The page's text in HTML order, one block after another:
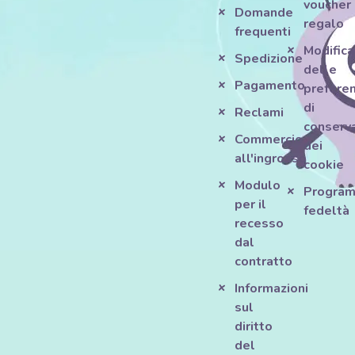
Domande
frequenti
Spedizione
Pagamento
Reclami
Commercio
all'ingrosso
Modulo
per il
recesso
dal
contratto
Informazioni
sul
diritto
del
voucher
regalo
Modifica
delle
di
dei
cookie
fedeltà